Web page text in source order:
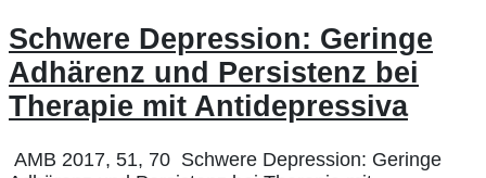
Schwere Depression: Geringe
Adhärenz und Persistenz bei
Therapie mit Antidepressiva
AMB 2017, 51, 70 Schwere Depression: Geringe